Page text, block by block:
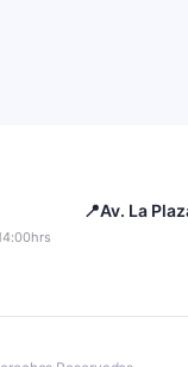
📍Av. La